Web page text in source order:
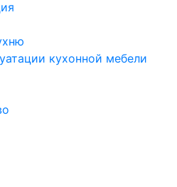
кухонной мебели